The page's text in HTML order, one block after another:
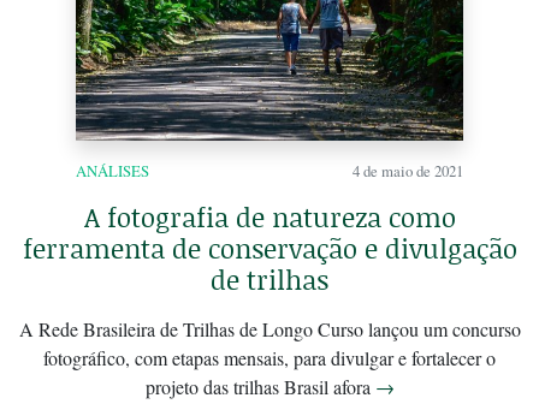
ANÁLISES 4 de maio de 2021
A fotografia de natureza como
ferramenta de conservação e divulgação
de trilhas
A Rede Brasileira de Trilhas de Longo Curso lançou um concurso
fotográfico, com etapas mensais, para divulgar e fortalecer o
projeto das trilhas Brasil afora →